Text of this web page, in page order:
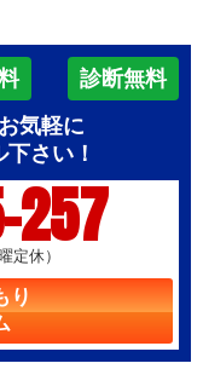
診断無料
気軽に
さい！
257
定休）
り